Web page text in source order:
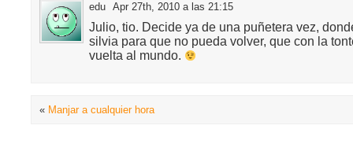
edu Apr 27th, 2010 a las 21:15
Julio, tio. Decide ya de una puñetera vez,
silvia para que no pueda volver, que con la
vuelta al mundo.
« Manjar a cualquier hora